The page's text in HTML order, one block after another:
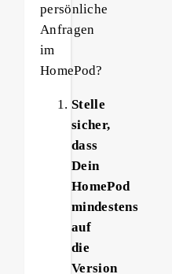
persönliche
Anfragen
im
HomePod?
Stelle
sicher,
dass
Dein
HomePod
mindestens
auf
die
Version